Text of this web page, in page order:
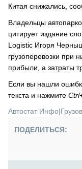
Китая снижались,
Владельцы
цитирует издание
Logistic Игоря
грузоперевозки при
прибыли, а затраты
Если вы нашли
текста и нажмите
Автостат Инфо|
ПОДЕЛИТЬСЯ: